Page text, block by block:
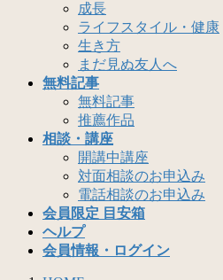
成長
ライフスタイル・健康
生き方
まだ見ぬ友人へ
無料記事
無料記事
推薦作品
相談・講座
開講中講座
対面相談のお申込み
電話相談のお申込み
会員限定 目安箱
ヘルプ
会員情報・ログイン